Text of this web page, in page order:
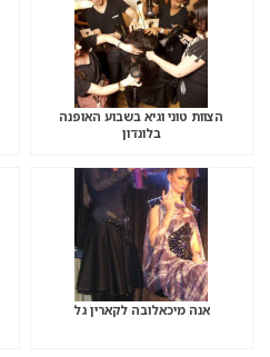
הצוות טוני וגיא בשבוע האופנה
בלונדון
אנה מיכאלובה לקארין גל